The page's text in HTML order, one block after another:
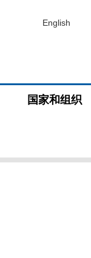
English
国家和组织